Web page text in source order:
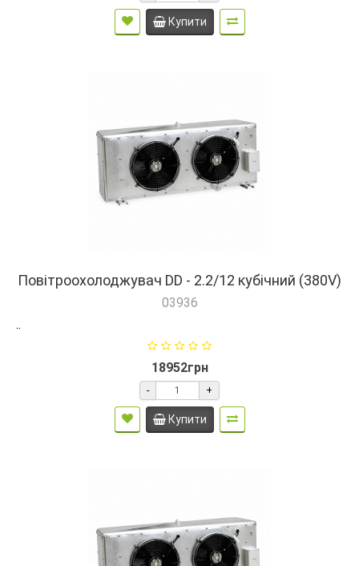
Купити
Повітроохолоджувач DD - 2.2/12 кубічний (380V)
03936
..
18952грн
- +
Купити